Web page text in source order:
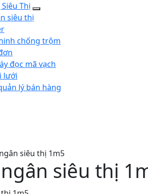
Thị
siêu thị
chống trộm
đọc mã vạch
lưới
lý bán hàng
siêu thị 1m5
siêu thị